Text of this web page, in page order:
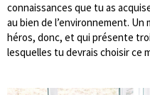
connaissances que tu as
au bien de l’environnement.
héros, donc, et qui présente
lesquelles tu devrais choisir ce